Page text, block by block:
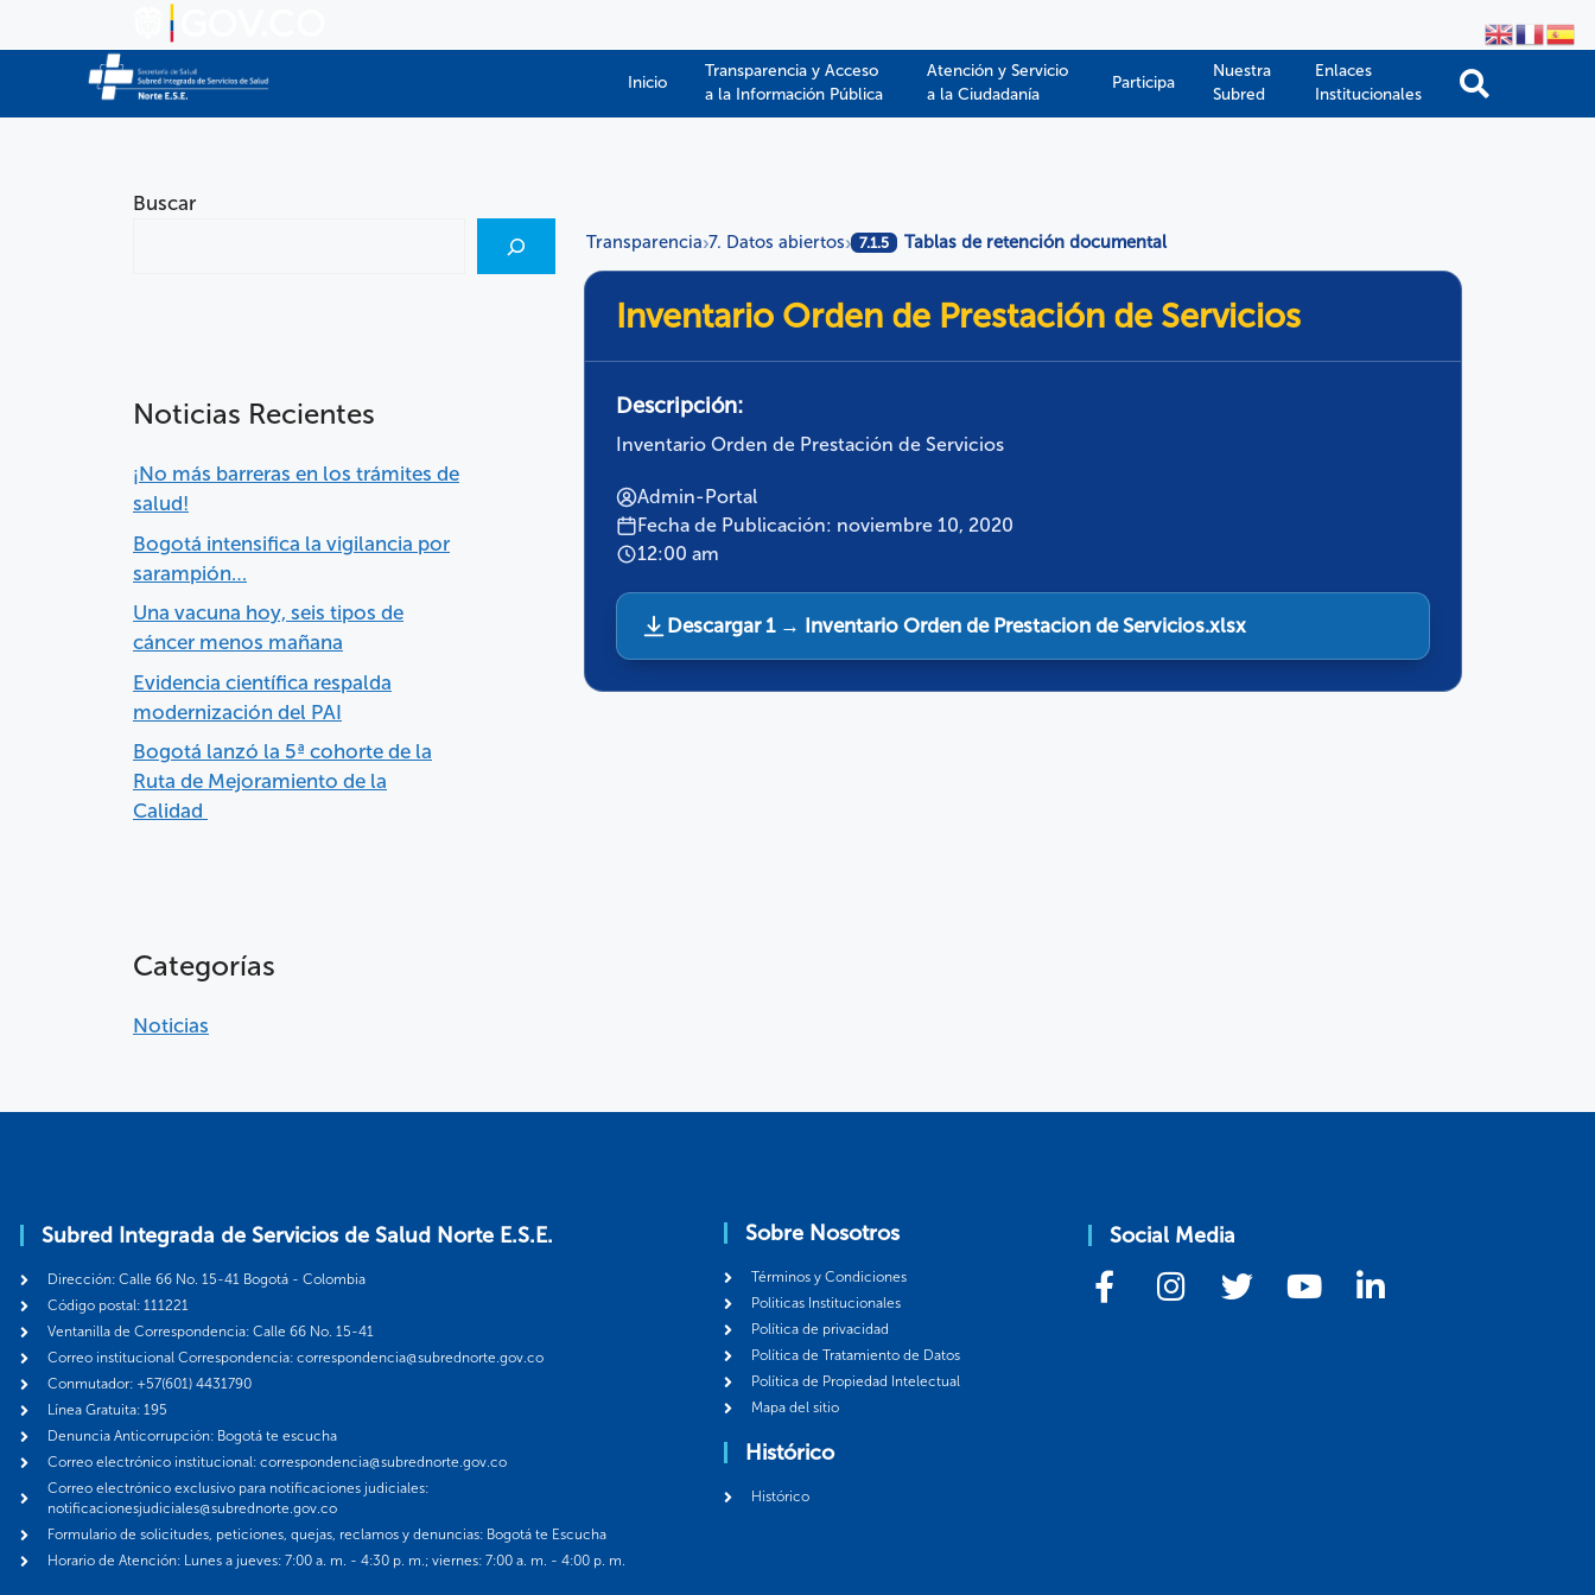
Inicio
Transparencia y Acceso
a la Información Pública​​
Atención y Servicio
a la Ciudadanía
Participa
Nuestra
Subred
Enlaces
Institucionales
Transparencia›7. Datos abiertos› 7.1.5 Tablas de retención documental
Inventario Orden de Prestación de Servicios
Descripción:
Inventario Orden de Prestación de Servicios
Admin-Portal
Fecha de Publicación: noviembre 10, 2020
12:00 am
Descargar 1 → Inventario Orden de Prestacion de Servicios.xlsx
Buscar
Noticias Recientes
¡No más barreras en los trámites de
salud!
Bogotá intensifica la vigilancia por
sarampión…
Una vacuna hoy, seis tipos de
cáncer menos mañana
Evidencia científica respalda
modernización del PAI
Bogotá lanzó la 5ª cohorte de la
Ruta de Mejoramiento de la
Calidad
Categorías
Noticias
Subred Integrada de Servicios de Salud Norte E.S.E.
Dirección: Calle 66 No. 15-41 Bogotá - Colombia
Código postal: 111221
Ventanilla de Correspondencia: Calle 66 No. 15-41
Correo institucional Correspondencia: correspondencia@subrednorte.gov.co
Conmutador: +57(601) 4431790
Línea Gratuita: 195
Denuncia Anticorrupción: Bogotá te escucha
Correo electrónico institucional: correspondencia@subrednorte.gov.co
Correo electrónico exclusivo para notificaciones judiciales:
notificacionesjudiciales@subrednorte.gov.co
Formulario de solicitudes, peticiones, quejas, reclamos y denuncias: Bogotá te Escucha
Horario de Atención: Lunes a jueves: 7:00 a. m. - 4:30 p. m.; viernes: 7:00 a. m. - 4:00 p. m.
Sobre Nosotros
Términos y Condiciones
Politicas Institucionales
Política de privacidad
Política de Tratamiento de Datos
Política de Propiedad Intelectual
Mapa del sitio
Histórico
Histórico
Social Media